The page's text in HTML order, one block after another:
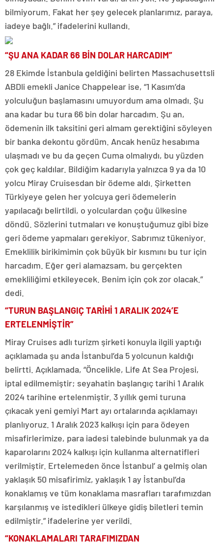
bilmiyorum. Fakat her şey gelecek planlarımız, paraya,
iadeye bağlı.” ifadelerini kullandı.
“ŞU ANA KADAR 66 BİN DOLAR HARCADIM”
28 Ekimde İstanbula geldiğini belirten Massachusettsli
ABDli emekli Janice Chappelear ise, “1 Kasım’da
yolculuğun başlamasını umuyordum ama olmadı. Şu
ana kadar bu tura 66 bin dolar harcadım. Şu an,
ödemenin ilk taksitini geri almam gerektiğini söyleyen
bir banka dekontu gördüm. Ancak henüz hesabıma
ulaşmadı ve bu da geçen Cuma olmalıydı, bu yüzden
çok geç kaldılar. Bildiğim kadarıyla yalnızca 9 ya da 10
yolcu Miray Cruisesdan bir ödeme aldı. Şirketten
Türkiyeye gelen her yolcuya geri ödemelerin
yapılacağı belirtildi, o yolculardan çoğu ülkesine
döndü. Sözlerini tutmaları ve konuştuğumuz gibi bize
geri ödeme yapmaları gerekiyor. Sabrımız tükeniyor.
Emeklilik birikimimin çok büyük bir kısmını bu tur için
harcadım. Eğer geri alamazsam, bu gerçekten
emekliliğimi etkileyecek. Benim için çok zor olacak.”
dedi.
“TURUN BAŞLANGIÇ TARİHİ 1 ARALIK 2024’E
ERTELENMİŞTİR”
Miray Cruises adlı turizm şirketi konuyla ilgili yaptığı
açıklamada şu anda İstanbul’da 5 yolcunun kaldığı
belirtti. Açıklamada, “Öncelikle, Life At Sea Projesi,
iptal edilmemiştir; seyahatin başlangıç tarihi 1 Aralık
2024 tarihine ertelenmiştir. 3 yıllık gemi turuna
çıkacak yeni gemiyi Mart ayı ortalarında açıklamayı
planlıyoruz. 1 Aralık 2023 kalkışı için para ödeyen
misafirlerimize, para iadesi talebinde bulunmak ya da
kaparolarını 2024 kalkışı için kullanma alternatifleri
verilmiştir. Ertelemeden önce İstanbul’ a gelmiş olan
yaklaşık 50 misafirimiz, yaklaşık 1 ay İstanbul’da
konaklamış ve tüm konaklama masrafları tarafımızdan
karşılanmış ve istedikleri ülkeye gidiş biletleri temin
edilmiştir.” ifadelerine yer verildi.
“KONAKLAMALARI TARAFIMIZDAN